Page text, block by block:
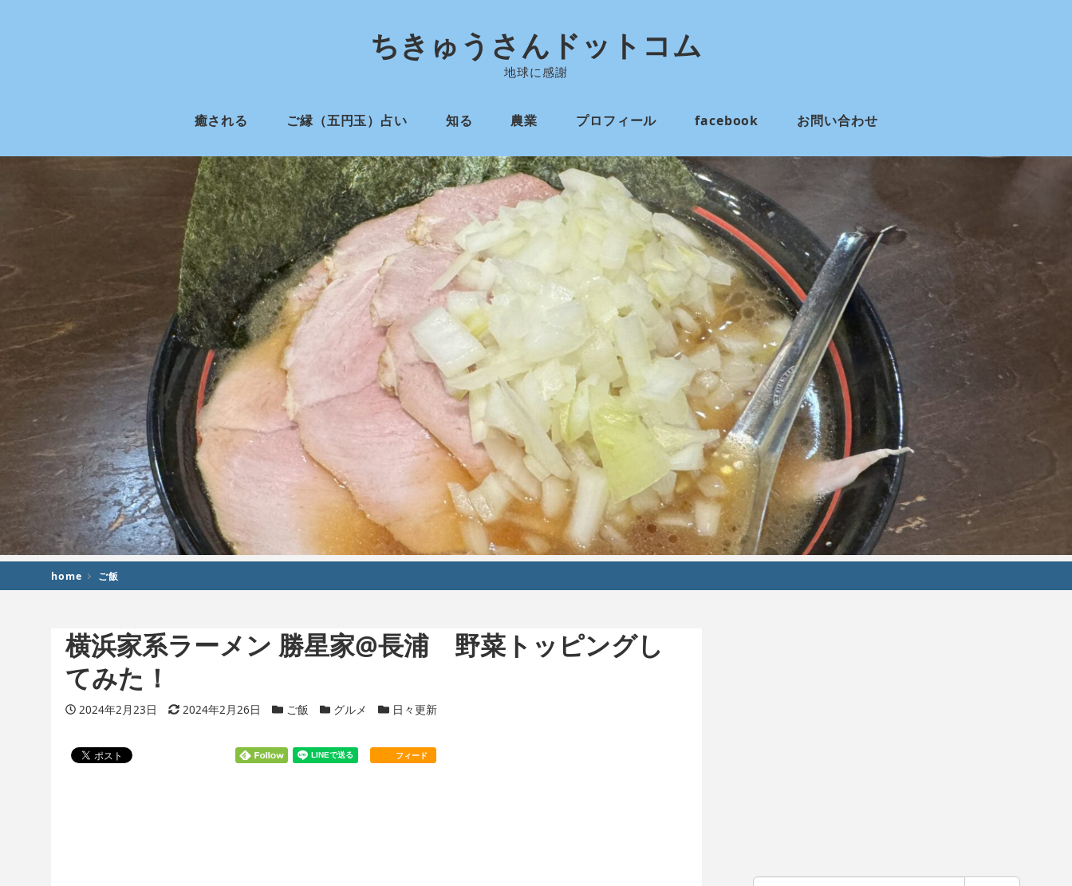
ちきゅうさんドットコム
地球に感謝
癒される ご縁（五円玉）占い 知る 農業 プロフィール facebook お問い合わせ
home ご飯
横浜家系ラーメン 勝星家@長浦 野菜トッピングし
てみた！
投稿日
2024年2月23日 更新日
2024年2月26日 カテゴリー
ご飯 カテゴリー
グルメ カテゴリー
日々更新
フィード